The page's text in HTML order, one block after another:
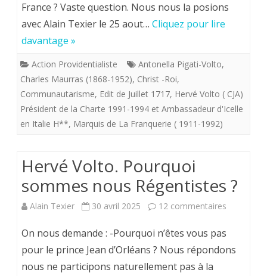
cabinet.
ORDRE
: UN
ROI
EN
France ? Vaste question. Nous nous la posions
avec Alain Texier le 25 aout… Cliquez pour lire
davantage »
Action Providentialiste Antonella Pigati-Volto,
Charles Maurras (1868-1952), Christ -Roi,
Communautarisme, Edit de Juillet 1717, Hervé Volto ( CJA)
Président de la Charte 1991-1994 et Ambassadeur d'Icelle
en Italie H**, Marquis de La Franquerie ( 1911-1992)
Hervé Volto. Pourquoi
sommes nous Régentistes ?
Alain Texier 30 avril 2025 12 commentaires
Volto.
On nous demande : -Pourquoi n’êtes vous pas
pour le prince Jean d’Orléans ? Nous répondons
nous ne participons naturellement pas à la